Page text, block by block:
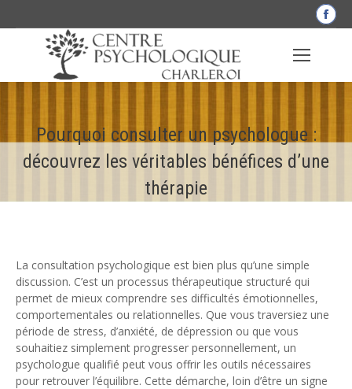
La
Pourquoi consulter un psychologue :
découvrez les véritables bénéfices d’une
thérapie
La consultation psychologique est bien plus qu’une simple
discussion. C’est un processus thérapeutique structuré qui
permet de mieux comprendre ses difficultés émotionnelles,
comportementales ou relationnelles. Que vous traversiez une
période de stress, d’anxiété, de dépression ou que vous
souhaitiez simplement progresser personnellement, un
psychologue qualifié peut vous offrir les outils nécessaires
pour retrouver l’équilibre. Cette démarche, loin d’être un signe